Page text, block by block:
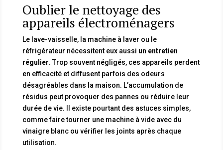
Oublier le nettoyage des
appareils électroménagers
Le lave-vaisselle, la machine à laver ou le
réfrigérateur nécessitent eux aussi un entretien
régulier. Trop souvent négligés, ces appareils perdent
en efficacité et diffusent parfois des odeurs
désagréables dans la maison. L’accumulation de
résidus peut provoquer des pannes ou réduire leur
durée de vie. Il existe pourtant des astuces simples,
comme faire tourner une machine à vide avec du
vinaigre blanc ou vérifier les joints après chaque
utilisation.